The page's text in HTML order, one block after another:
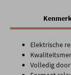
Elektrische
Volledig